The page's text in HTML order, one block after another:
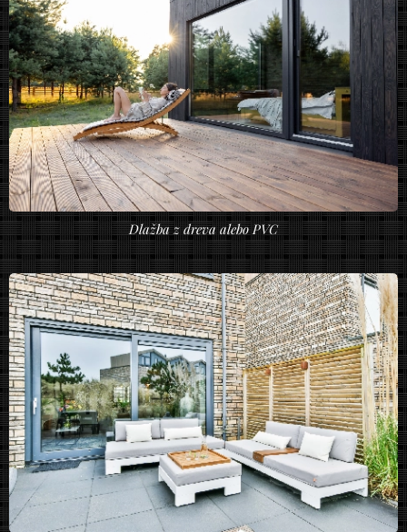
Dlažba z dreva alebo PVC